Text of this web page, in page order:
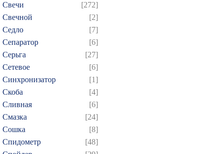
Свечи
[272]
Свечной
[2]
Седло
[7]
Сепаратор
[6]
Серьга
[27]
Сетевое
[6]
Синхронизатор
[1]
Скоба
[4]
Сливная
[6]
Смазка
[24]
Сошка
[8]
Спидометр
[48]